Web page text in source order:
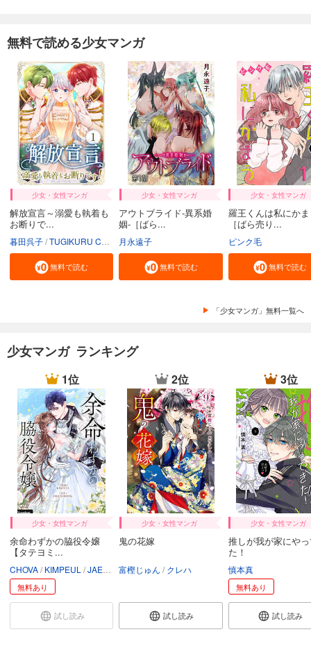
無料で読める少女マンガ
少女・女性マンガ
解放宣言～溺愛も執着も
お断りで...
暮田呉子 TUGIKURU COMICS
無料で読む
少女・女性マンガ
アウトブライド-異系婚
姻-［ばら...
月永遠子
無料で読む
少女・女性マンガ
羅王くんは私にか
［ばら売り...
ピンク毛
無料で読む
「少女マンガ」無料一覧へ
少女マンガ ランキング
1位
少女・女性マンガ
余命わずかの脇役令嬢
【タテヨミ...
CHOVA KIMPEUL JAEUNHYANG
無料あり
試し読み
2位
少女・女性マンガ
鬼の花嫁
富樫じゅん クレハ
試し読み
3位
少女・女性マンガ
推しが我が家にや
た！
慎本真
無料あり
試し読み